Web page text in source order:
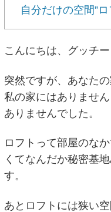
自分だけの空間”ロ
こんにちは、グッチー
突然ですが、あなた
私の家にはありませ
ありませんでした。
ロフトって部屋のな
くてなんだか秘密基
す。
あとロフトには狭い